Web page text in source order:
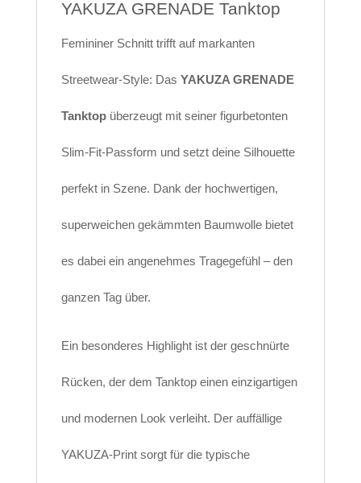
YAKUZA GRENADE Tanktop
Femininer Schnitt trifft auf markanten
Streetwear-Style: Das YAKUZA GRENADE
Tanktopüberzeugt mit seiner figurbetonten
Slim-Fit-Passform und setzt deine Silhouette
perfekt in Szene. Dank der hochwertigen,
superweichen gekämmten Baumwolle bietet
es dabei ein angenehmes Tragegefühl – den
ganzen Tag über.
Ein besonderes Highlight ist der geschnürte
Rücken, der dem Tanktop einen einzigartigen
und modernen Look verleiht. Der auffällige
YAKUZA-Print sorgt für die typische